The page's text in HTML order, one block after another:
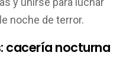
noche de terror.
cacería nocturna